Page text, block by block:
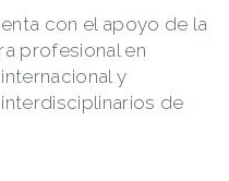
con el apoyo de la
profesional en
y
de